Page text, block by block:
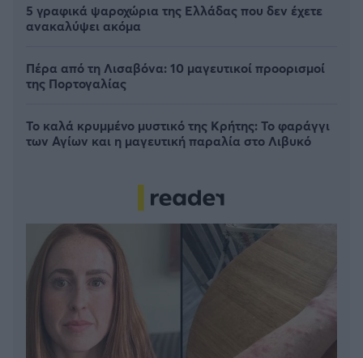
5 γραφικά ψαροχώρια της Ελλάδας που δεν έχετε
ανακαλύψει ακόμα
Πέρα από τη Λισαβόνα: 10 μαγευτικοί προορισμοί
της Πορτογαλίας
Το καλά κρυμμένο μυστικό της Κρήτης: Το φαράγγι
των Αγίων και η μαγευτική παραλία στο Λιβυκό